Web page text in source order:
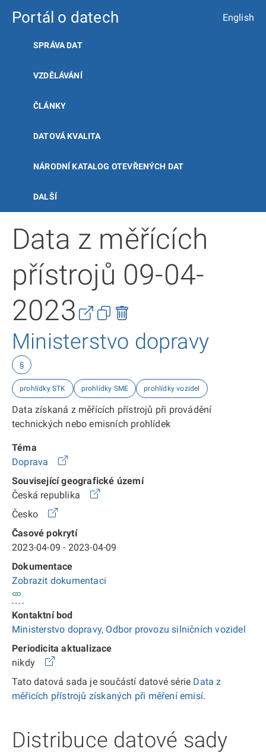
Portál o datech English
SPRÁVA DAT
VZDĚLÁVÁNÍ
ČLÁNKY
DATOVÁ KVALITA
NÁRODNÍ KATALOG OTEVŘENÝCH DAT
DALŠÍ
Data z měřících
přístrojů 09-04-
2023
Ministerstvo dopravy
§
prohlídky STK prohlídky SME prohlídky vozidel
Data získaná z měřících přístrojů při provádění
technických nebo emisních prohlídek
Téma
Doprava
Související geografické území
Česká republika
Česko
Časové pokrytí
2023-04-09 - 2023-04-09
Dokumentace
Zobrazit dokumentaci
Kontaktní bod
Ministerstvo dopravy, Odbor provozu silničních vozidel
Periodicita aktualizace
nikdy
Tato datová sada je součástí datové série Data z
měřicích přístrojů získaných při měření emisí.
Distribuce datové sady